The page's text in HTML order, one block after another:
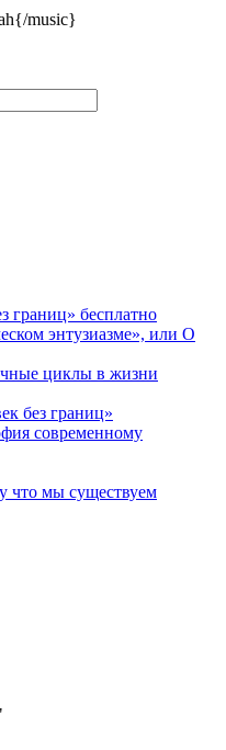
music}
границ» бесплатно
энтузиазме», или О
циклы в жизни
без границ»
современному
что мы существуем